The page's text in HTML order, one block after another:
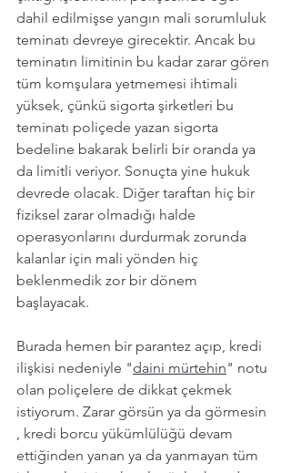
dahil edilmişse yangın mali sorumluluk
teminatı devreye girecektir. Ancak bu
teminatın limitinin bu kadar zarar gören
tüm komşulara yetmemesi ihtimali
yüksek, çünkü sigorta şirketleri bu
teminatı poliçede yazan sigorta
bedeline bakarak belirli bir oranda ya
da limitli veriyor. Sonuçta yine hukuk
devrede olacak. Diğer taraftan hiç bir
fiziksel zarar olmadığı halde
operasyonlarını durdurmak zorunda
kalanlar için mali yönden hiç
beklenmedik zor bir dönem
başlayacak.
Burada hemen bir parantez açıp, kredi
ilişkisi nedeniyle "daini mürtehin" notu
olan poliçelere de dikkat çekmek
istiyorum. Zarar görsün ya da görmesin
, kredi borcu yükümlülüğü devam
ettiğinden yanan ya da yanmayan tüm